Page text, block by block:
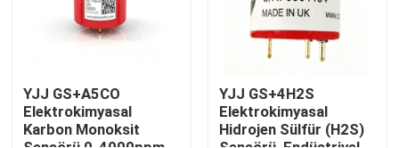
VR Gösterisi
Fabrika turu
YJJ GS+A5CO
Elektrokimyasal
Karbon Monoksit
YJJ GS+4H2S
Elektrokimyasal
Hidrojen Sülfür (H2S)